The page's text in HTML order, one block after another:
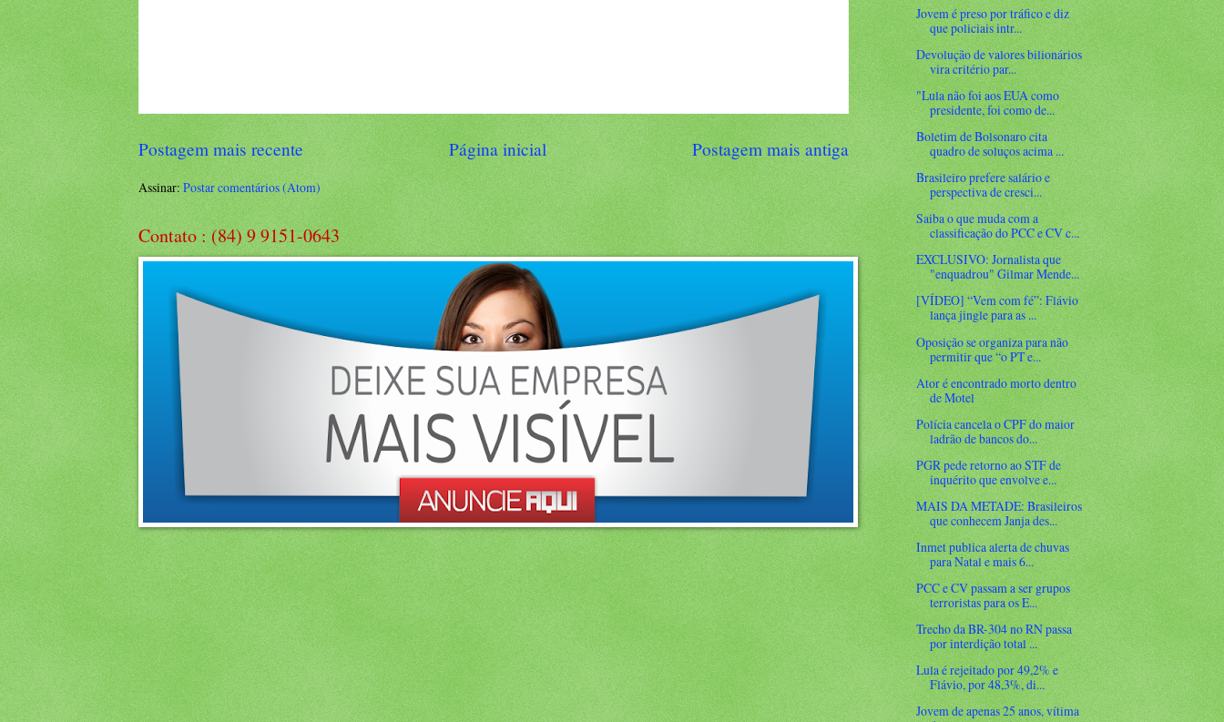
Postagem mais recente Postagem mais antiga
Página inicial
Assinar:Postar comentários (Atom)
Contato : (84) 9 9151-0643
Jovem é preso por tráfico e diz
que policiais intr...
Devolução de valores bilionários
vira critério par...
"Lula não foi aos EUA como
presidente, foi como de...
Boletim de Bolsonaro cita
quadro de soluços acima ...
Brasileiro prefere salário e
perspectiva de cresci...
Saiba o que muda com a
classificação do PCC e CV c...
EXCLUSIVO: Jornalista que
"enquadrou" Gilmar Mende...
[VÍDEO] “Vem com fé”: Flávio
lança jingle para as ...
Oposição se organiza para não
permitir que “o PT e...
Ator é encontrado morto dentro
de Motel
Polícia cancela o CPF do maior
ladrão de bancos do...
PGR pede retorno ao STF de
inquérito que envolve e...
MAIS DA METADE: Brasileiros
que conhecem Janja des...
Inmet publica alerta de chuvas
para Natal e mais 6...
PCC e CV passam a ser grupos
terroristas para os E...
Trecho da BR-304 no RN passa
por interdição total ...
Lula é rejeitado por 49,2% e
Flávio, por 48,3%, di...
Jovem de apenas 25 anos, vítima